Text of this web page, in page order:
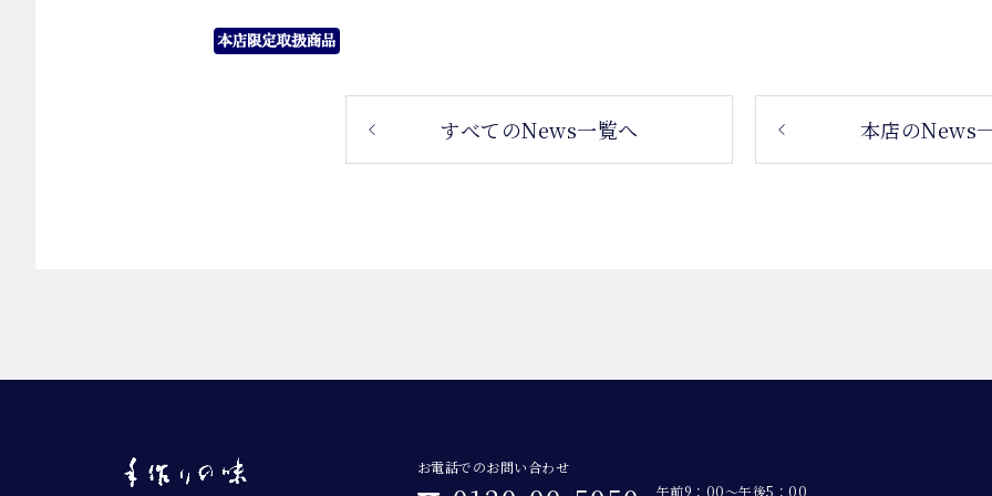
すべてのNews一覧へ 本店のNews
お電話でのお問い合わせ
午前9：00～午後5：00